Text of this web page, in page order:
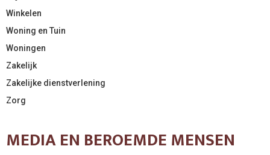
Winkelen
Woning en Tuin
Woningen
Zakelijk
Zakelijke dienstverlening
Zorg
MEDIA EN BEROEMDE MENSEN